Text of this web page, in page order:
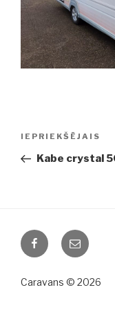
Ziņu
Iepriekšējā
ziņa:
IEPRIEKŠĒJAIS
Kabe crystal
FacebookEmail
Caravans © 2026